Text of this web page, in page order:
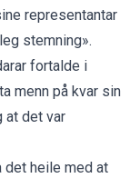
representantar
stemning».
fortalde i
menn på kvar sin
at det var
det heile med at